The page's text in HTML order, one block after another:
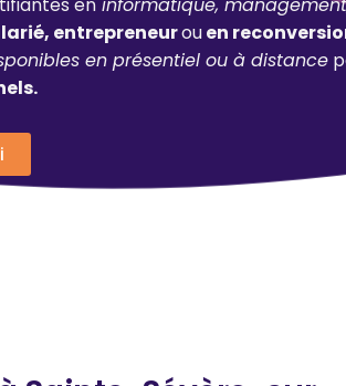
en informatique,
entrepreneurouen
en présentiel ou à distance